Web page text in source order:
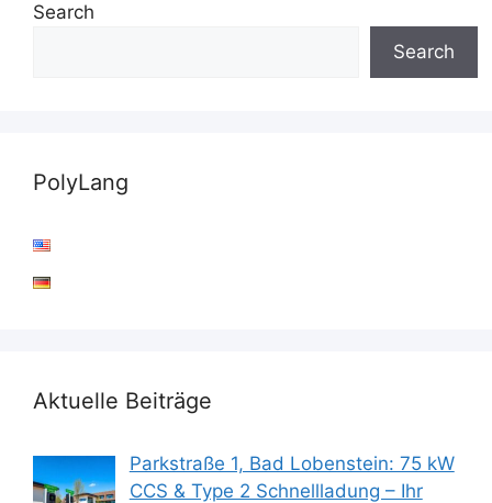
Search
Search
PolyLang
Aktuelle Beiträge
Parkstraße 1, Bad Lobenstein: 75 kW
CCS & Type 2 Schnellladung – Ihr